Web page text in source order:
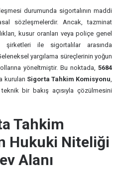
durumunda sigortalının maddi
sözleşmelerdir. Ancak, tazminat
kusur oranları veya poliçe genel
şirketleri ile sigortalılar arasında
yargılama süreçlerinin yoğun
yöneltmiştir. Bu noktada, 5684
kurulan Sigorta Tahkim Komisyonu,
teknik bir bakış açısıyla çözülmesini
Tahkim
Hukuki Niteliği
Alanı